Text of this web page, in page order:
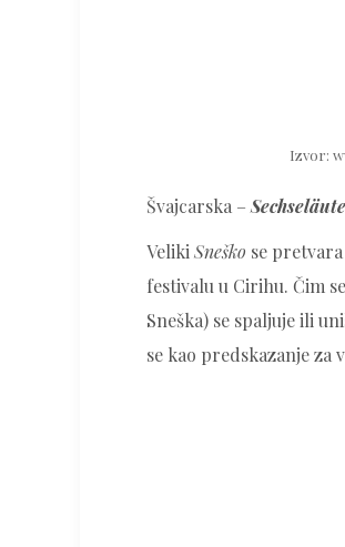
Izvor:
Švajcarska –
Veliki Sneško se
festivalu u Cirihu. Čim
Sneška) se spaljuje ili
se kao predskazanje za